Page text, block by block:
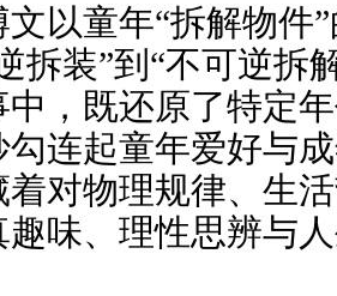
以童年“拆解物件
拆装”到“不可逆拆
，既还原了特定
勾连起童年爱好与
对物理规律、生
趣味、理性思辨与